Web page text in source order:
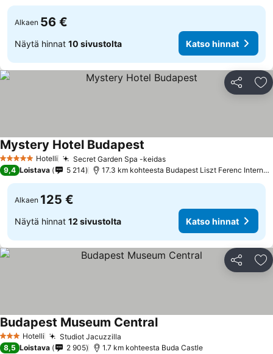
Alkaen 56 €
Näytä hinnat 10 sivustolta Katso hinnat
Jaa
5 Tähtiluokitus
Hotelli Secret Garden Spa -keidas
Mystery Hotel Budapest
9,4 Loistava 5 214 17.3 km kohteesta Budapest Liszt Ferenc International Airport
Alkaen 125 €
Näytä hinnat 12 sivustolta Katso hinnat
Jaa
3 Tähtiluokitus
Hotelli Studiot Jacuzzilla
Budapest Museum Central
8,5 Loistava 2 905 1.7 km kohteesta Buda Castle